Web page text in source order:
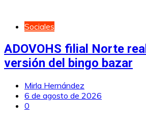
Sociales
ADOVOHS filial Norte
versión del bingo bazar
Mirla Hernández
6 de agosto de 2026
0